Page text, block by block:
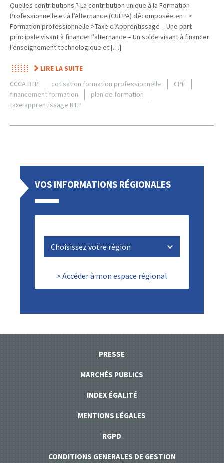
Quelles contributions ? La contribution unique à la Formation
Professionnelle et à l’Alternance (CUFPA) décomposée en : >
Formation professionnelle >Taxe d’Apprentissage – Une part
principale visant à financer l’alternance – Un solde visant à financer
l’enseignement technologique et […]
LIRE LA SUITE
CCCA BTP
cotisation formation professionnelle
CPF
financement formation
plan de formation
taxe apprentissage BTP
VOS INFORMATIONS RÉGIONALES
> Accéder à mon espace régional
PRESSE
MARCHÉS PUBLICS
INDEX ÉGALITÉ
MENTIONS LÉGALES
RGPD
CONDITIONS GENERALES DE GESTION